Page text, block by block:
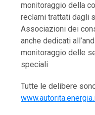
monitoraggio della
reclami trattati dagli
Associazioni dei
anche dedicati
monitoraggio delle
speciali
Tutte le delibere